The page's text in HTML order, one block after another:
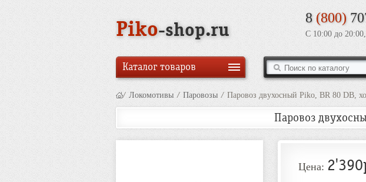
Piko-shop.ru
8 (800)
С 10:00 до
Каталог товаров
/ Локомотивы / Паровозы / Паровоз двухосный Piko, BR 80 DB,
Паровоз
Цена: